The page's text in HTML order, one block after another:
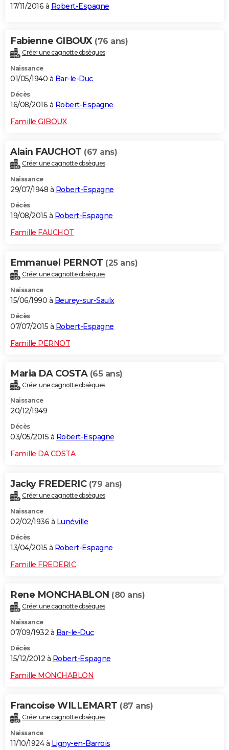
17/11/2016 à Robert-Espagne
Fabienne GIBOUX (76 ans)
Créer une cagnotte obsèques
Naissance
01/05/1940 à Bar-le-Duc
Décès
16/08/2016 à Robert-Espagne
Famille GIBOUX
Alain FAUCHOT (67 ans)
Créer une cagnotte obsèques
Naissance
29/07/1948 à Robert-Espagne
Décès
19/08/2015 à Robert-Espagne
Famille FAUCHOT
Emmanuel PERNOT (25 ans)
Créer une cagnotte obsèques
Naissance
15/06/1990 à Beurey-sur-Saulx
Décès
07/07/2015 à Robert-Espagne
Famille PERNOT
Maria DA COSTA (65 ans)
Créer une cagnotte obsèques
Naissance
20/12/1949
Décès
03/05/2015 à Robert-Espagne
Famille DA COSTA
Jacky FREDERIC (79 ans)
Créer une cagnotte obsèques
Naissance
02/02/1936 à Lunéville
Décès
13/04/2015 à Robert-Espagne
Famille FREDERIC
Rene MONCHABLON (80 ans)
Créer une cagnotte obsèques
Naissance
07/09/1932 à Bar-le-Duc
Décès
15/12/2012 à Robert-Espagne
Famille MONCHABLON
Francoise WILLEMART (87 ans)
Créer une cagnotte obsèques
Naissance
11/10/1924 à Ligny-en-Barrois